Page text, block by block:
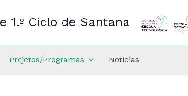
1.º Ciclo de Santana
Projetos/Programas Notícias